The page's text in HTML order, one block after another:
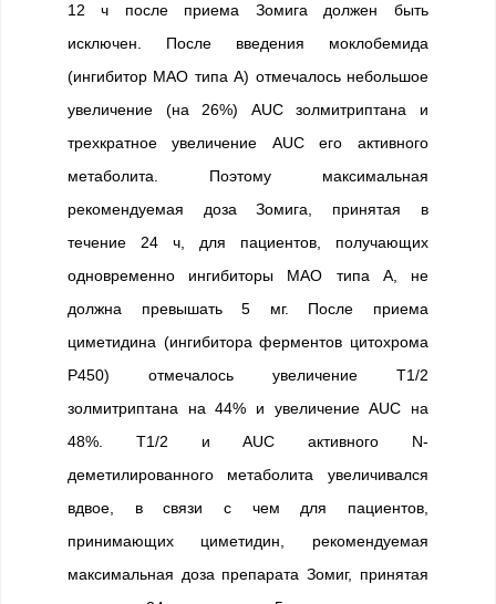
12 ч после приема Зомига должен быть
исключен. После введения моклобемида
(ингибитор МАО типа А) отмечалось небольшое
увеличение (на 26%) AUC золмитриптана и
трехкратное увеличение AUC его активного
метаболита. Поэтому максимальная
рекомендуемая доза Зомига, принятая в
течение 24 ч, для пациентов, получающих
одновременно ингибиторы МАО типа А, не
должна превышать 5 мг. После приема
циметидина (ингибитора ферментов цитохрома
Р450) отмечалось увеличение T1/2
золмитриптана на 44% и увеличение AUC на
48%. T1/2 и AUC активного N-
деметилированного метаболита увеличивался
вдвое, в связи с чем для пациентов,
принимающих циметидин, рекомендуемая
максимальная доза препарата Зомиг, принятая